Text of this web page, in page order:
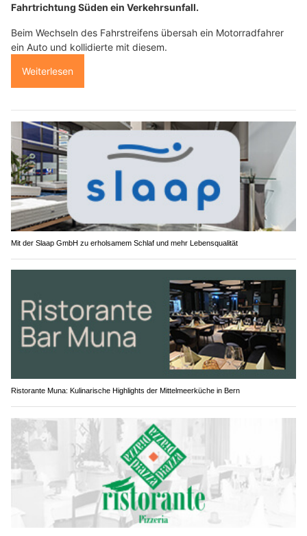
Fahrtrichtung Süden ein Verkehrsunfall.
Beim Wechseln des Fahrstreifens übersah ein Motorradfahrer
ein Auto und kollidierte mit diesem.
Weiterlesen
Mit der Slaap GmbH zu erholsamem Schlaf und mehr Lebensqualität
Ristorante Muna: Kulinarische Highlights der Mittelmeerküche in Bern